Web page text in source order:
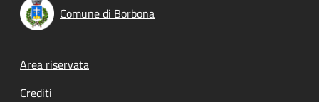
Comune di Borbona
Footer menu
Area riservata
Crediti